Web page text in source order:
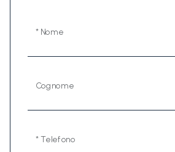
* Nome
Cognome
* Telefono